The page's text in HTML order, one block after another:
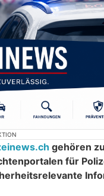
gehören
für